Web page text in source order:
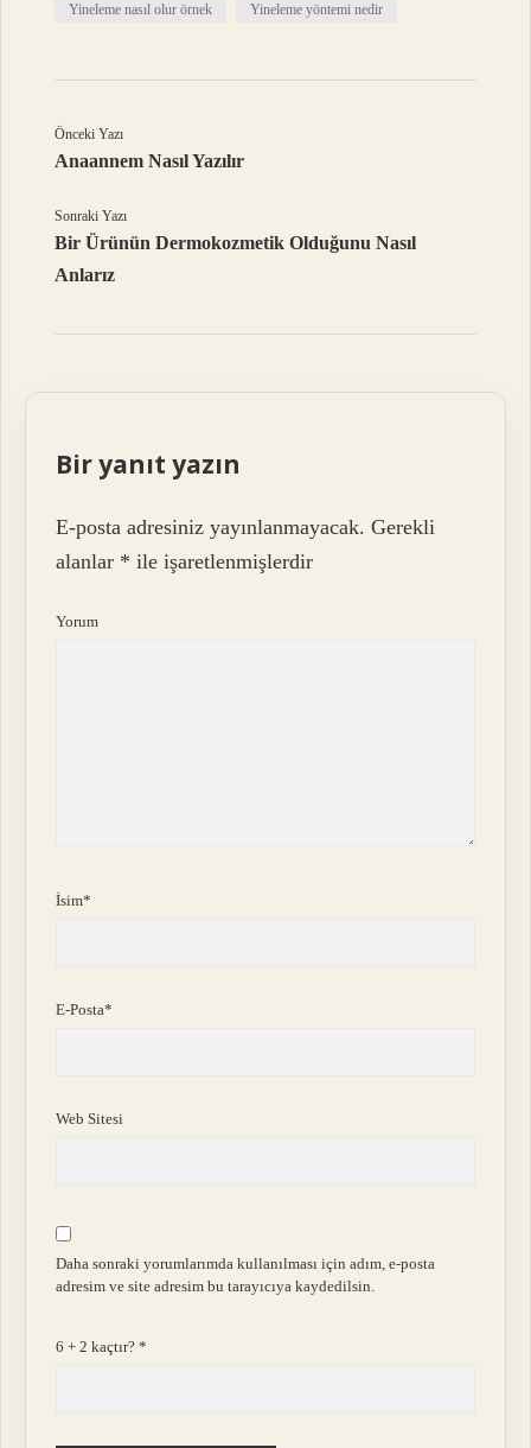
Yineleme nasıl olur örnek Yineleme yöntemi nedir
Önceki Yazı
Anaannem Nasıl Yazılır
Sonraki Yazı
Bir Ürünün Dermokozmetik Olduğunu Nasıl
Anlarız
Bir yanıt yazın
E-posta adresiniz yayınlanmayacak. Gerekli
alanlar * ile işaretlenmişlerdir
Yorum
İsim*
E-Posta*
Web Sitesi
Daha sonraki yorumlarımda kullanılması için adım, e-posta
adresim ve site adresim bu tarayıcıya kaydedilsin.
6 + 2 kaçtır?*